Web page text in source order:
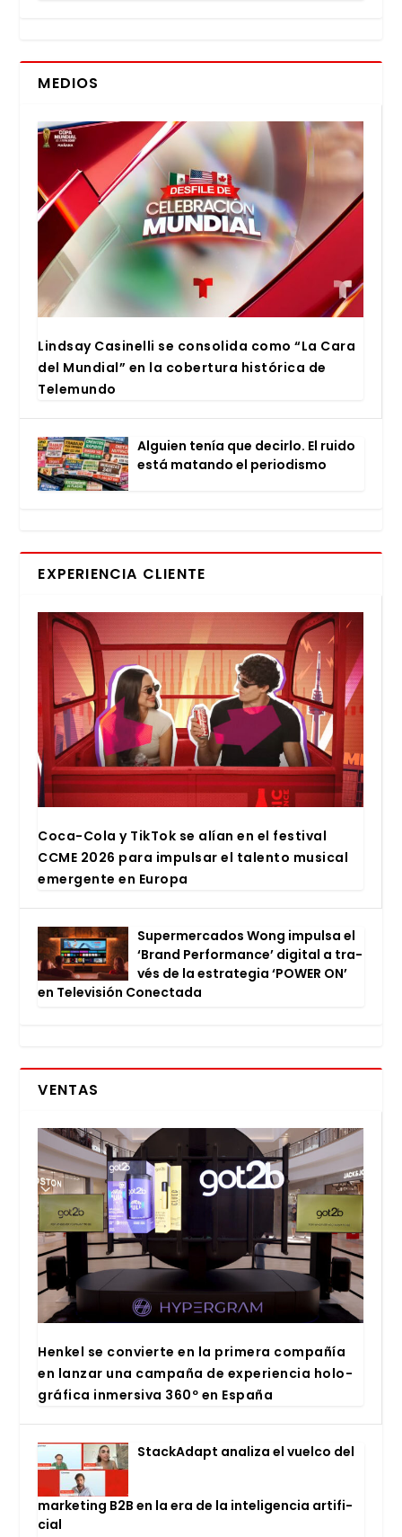
MEDIOS
Lind­say Casi­ne­lli se con­so­li­da como “La Cara
del Mun­dial” en la cober­tu­ra his­tó­ri­ca de
Tele­mun­do
Alguien tenía que decir­lo. El rui­do
está matan­do el perio­dis­mo
EXPERIENCIA CLIENTE
Coca-Cola y Tik­Tok se alían en el fes­ti­val
CCME 2026 para impul­sar el talen­to musi­cal
emer­gen­te en Euro­pa
Super­mer­ca­dos Wong impul­sa el
‘Brand Per­for­man­ce’ digi­tal a tra­
vés de la estra­te­gia ‘POWER ON’
en Tele­vi­sión Conec­ta­da
VENTAS
Hen­kel se con­vier­te en la pri­me­ra com­pa­ñía
en lan­zar una cam­pa­ña de expe­rien­cia holo­
grá­fi­ca inmer­si­va 360º en Espa­ña
Stac­kA­dapt ana­li­za el vuel­co del
mar­ke­ting B2B en la era de la inte­li­gen­cia arti­fi­
cial